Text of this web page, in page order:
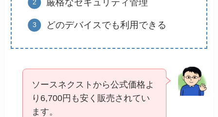
厳格なセキュリティ管理
どのデバイスでも利用できる
ソースネクストから公式価格よ
り6,700円も安く販売されてい
ます。